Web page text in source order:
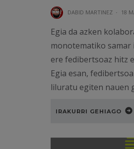
DABID MARTINEZ · 18
Egia da azken
monotematiko
ere fedibertsoaz hitz
Egia esan,
liluratu egiten nauen
IRAKURRI GEHIAGO